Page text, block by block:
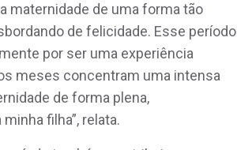
maternidade de uma forma tão
de felicidade. Esse período
por ser uma experiência
meses concentram uma intensa
de forma plena,
filha”, relata.